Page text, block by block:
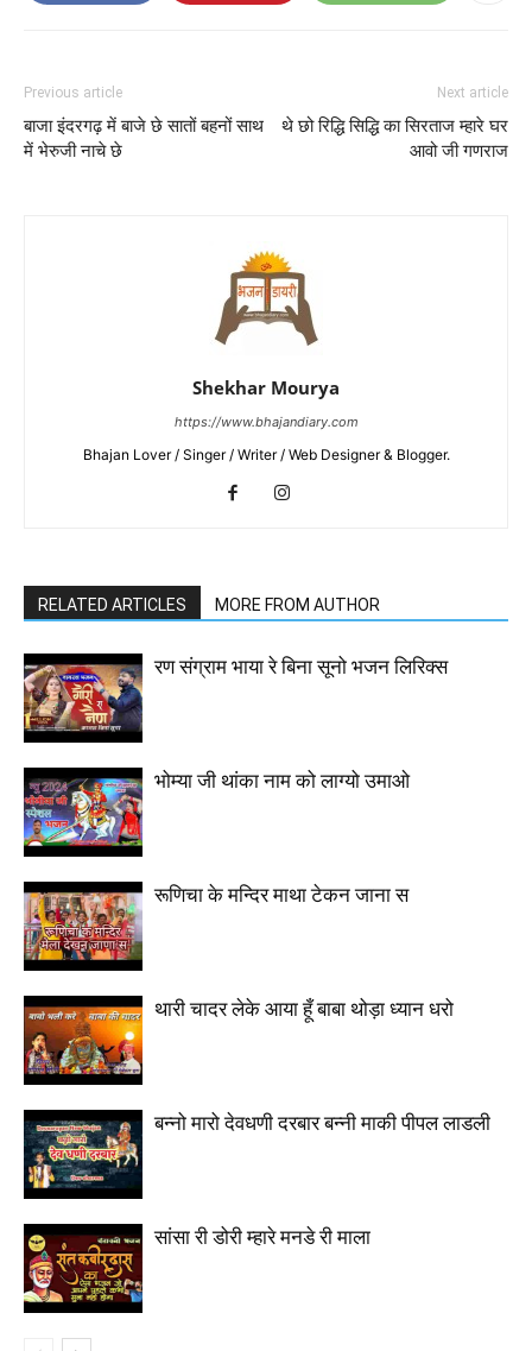
Previous article
बाजा इंदरगढ़ में बाजे छे सातों बहनों साथ
में भेरुजी नाचे छे
Next article
थे छो रिद्धि सिद्धि का सिरताज म्हारे घर
आवो जी गणराज
Shekhar Mourya
https://www.bhajandiary.com
Bhajan Lover / Singer / Writer / Web Designer & Blogger.
RELATED ARTICLES MORE FROM AUTHOR
रण संग्राम भाया रे बिना सूनो भजन लिरिक्स
भोम्या जी थांका नाम को लाग्यो उमाओ
रूणिचा के मन्दिर माथा टेकन जाना स
थारी चादर लेके आया हूँ बाबा थोड़ा ध्यान धरो
बन्नो मारो देवधणी दरबार बन्नी माकी पीपल लाडली
सांसा री डोरी म्हारे मनडे री माला